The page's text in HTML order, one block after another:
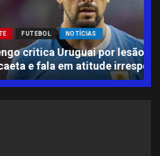
NOTÍCIAS
por lesão de
atitude irresponsável